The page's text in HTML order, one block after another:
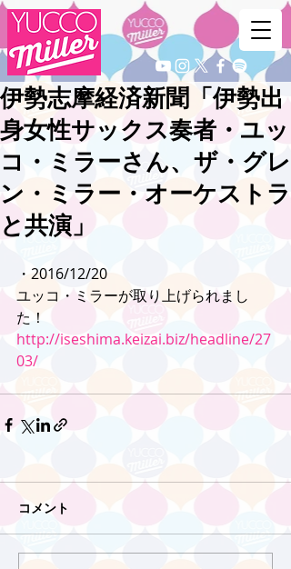
伊勢志摩経済新聞「伊勢出
身女性サックス奏者・ユッ
コ・ミラーさん、ザ・グレ
ン・ミラー・オーケストラ
と共演」
・2016/12/20
ユッコ・ミラーが取り上げられまし
た！
http://iseshima.keizai.biz/headline/27
03/
コメント